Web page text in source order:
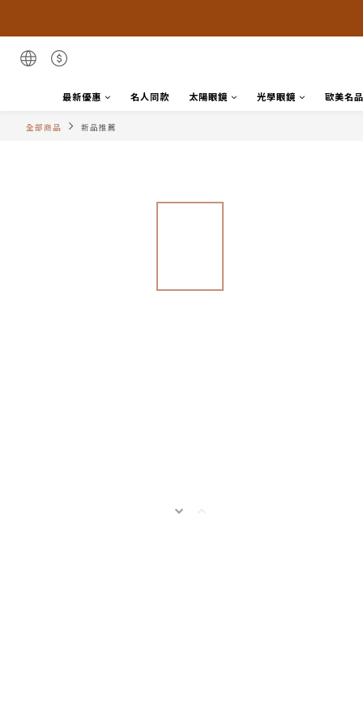
最新優惠 名人同款 太陽眼鏡 光學眼鏡 歐美名品
全部商品 新品推薦